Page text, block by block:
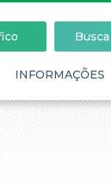
Busca
INFORMAÇÕES